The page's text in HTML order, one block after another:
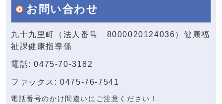
お問い合わせ
九十九里町（法人番号 8000020124036）健康福
祉課健康指導係
電話: 0475-70-3182
ファックス: 0475-76-7541
電話番号のかけ間違いにご注意ください！